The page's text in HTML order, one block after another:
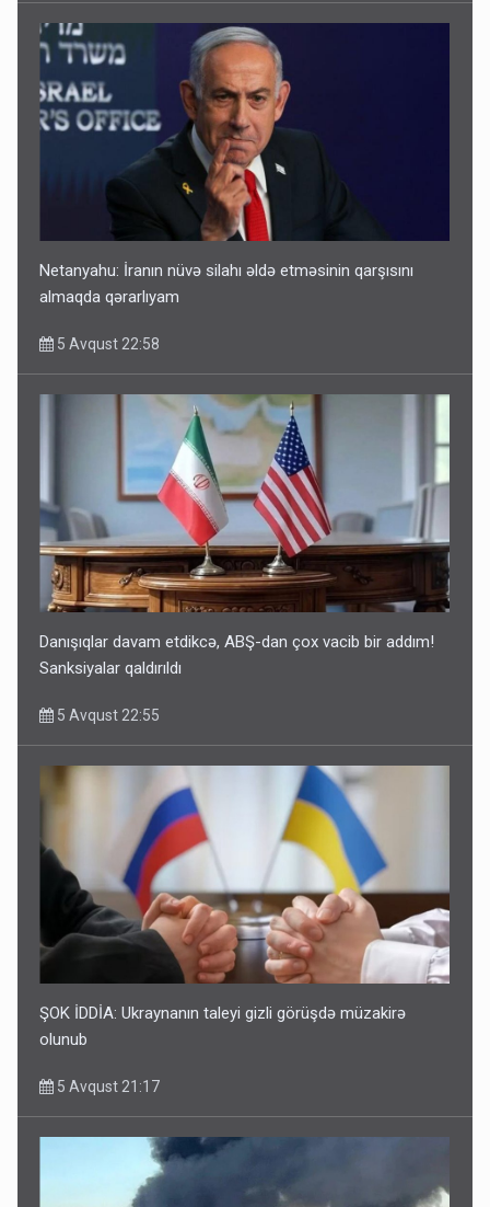
Netanyahu: İranın nüvə silahı əldə etməsinin qarşısını
almaqda qərarlıyam
5 Avqust 22:58
Danışıqlar davam etdikcə, ABŞ-dan çox vacib bir addım!
Sanksiyalar qaldırıldı
5 Avqust 22:55
ŞOK İDDİA: Ukraynanın taleyi gizli görüşdə müzakirə
olunub
5 Avqust 21:17